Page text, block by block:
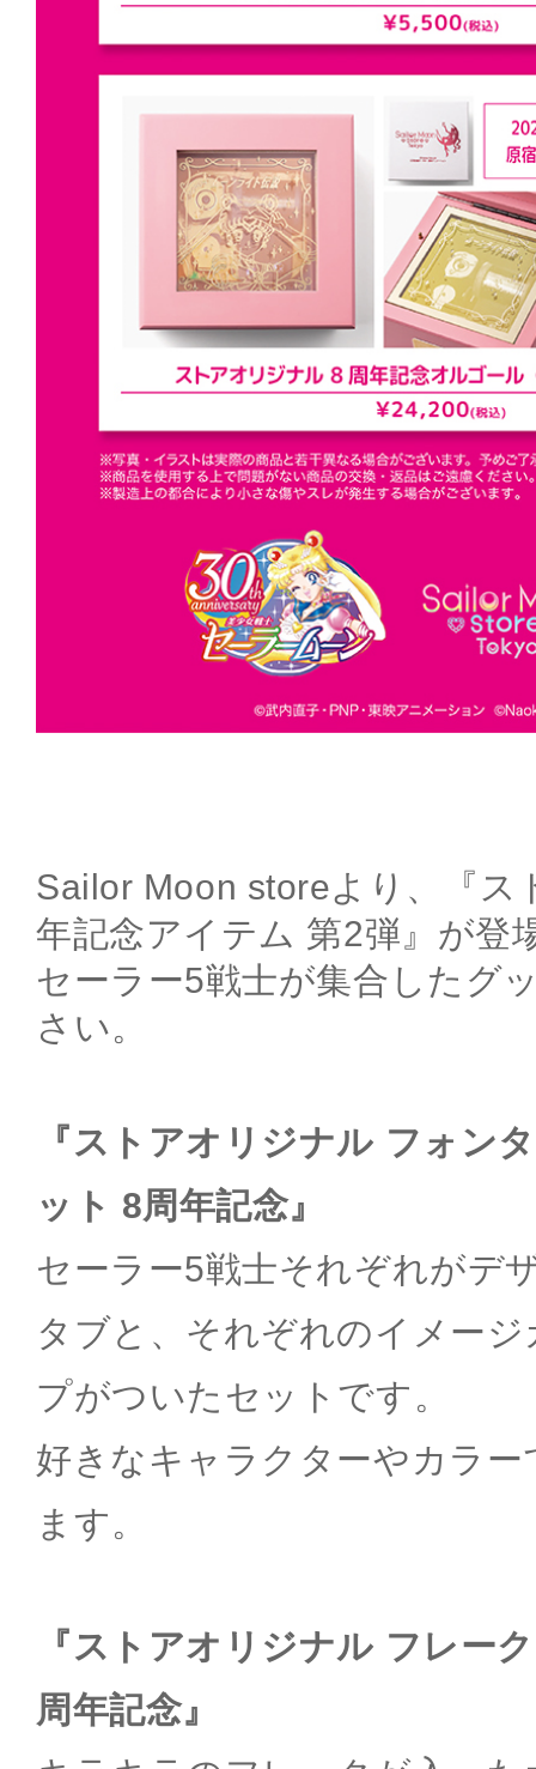
Sailor Moon storeより、『ス
年記念アイテム 第2弾』が登
セーラー5戦士が集合したグ
さい。
『ストアオリジナル フォン
ット 8周年記念』
セーラー5戦士それぞれがデ
タブと、それぞれのイメー
プがついたセットです。
好きなキャラクターやカラ
ます。
『ストアオリジナル フレー
周年記念』